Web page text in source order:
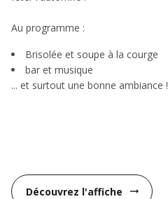
Au programme :
Brisolée et soupe à la courge
bar et musique
... et surtout une bonne ambiance !
Découvrez l'affiche arrow_right_alt